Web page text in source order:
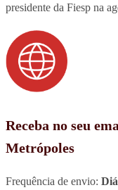
presidente da Fiesp na
Receba no seu
Metrópoles
Frequência de envio: